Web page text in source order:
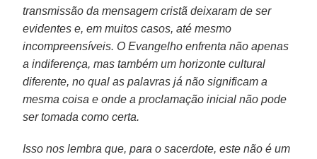
transmissão da mensagem cristã deixaram de ser
evidentes e, em muitos casos, até mesmo
incompreensíveis. O Evangelho enfrenta não apenas
a indiferença, mas também um horizonte cultural
diferente, no qual as palavras já não significam a
mesma coisa e onde a proclamação inicial não pode
ser tomada como certa.
Isso nos lembra que, para o sacerdote, este não é um